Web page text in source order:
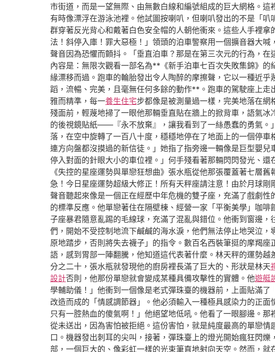
市街道，而是一望無際、由無數白線和編號組成的巨大網格。
有時像漂浮在游泳池裡。他試圖按喇叭，但喇叭發出的不是「
群穿著反光背心和戴著白色安全帽的人朝他衝來。這些人手裡
法！斜停入庫！罪大惡極！」領頭的泊車警察用一個擴音器大
聲音因為恐懼而顫抖。「垂直泊車？那是在第三次元的行為，
內容是：無限次觀看一部名為**《新手泊車七百次失敗集錦》
緣漂移而過。跑車的輪胎發出令人陶醉的摩擦聲，它以一種近
蹈，流暢、完美，且毫無任何多餘的動作**。跑車的駕駛座上
雅而精準，每一養生住宅步都像是被測量過一樣，完美地落在
殘面前，輕蔑地掃了一眼他那輛垂直貼在牆上的掀背車，語氣冰
的後視鏡貼紙——『永不放棄』，讓我看到了一絲愚蠢的勇氣。
落，在空中旋轉了一百八十度，穩穩地停在了地面上的一個停
連方向盤都沒摸過的新信徒。」她指了指旁邊一輛像是巨型嬰
停入對面的針眼大小的車位裡。」何手殘看著那輛閃閃發光、
《失控的星座運勢與單戀狂想曲》張水瓶從他那張覆蓋著七層
急！今日星座運勢超級大修正！所有天秤座請注意！由於月球
聲音聽起來像是一個正在經歷中年危機的雙子座，充滿了戲劇
的標準反應。他單戀著住在隔壁棟、經營一家「平衡美學」咖
子座暴君隨意亂踢的毛線球，充滿了混亂與錯位。他衝到窗邊
們，開始不受控制地流下鹹鹹的海水淚，他們無法停止地哭泣
原地踏步，否則將失去襪子」的指令。數百名西裝筆挺的摩羯
語，感到胃部一陣翻騰，他知道這代表著什麼。林天秤的運勢
分之二十，張水瓶就發現他的廚房裡長滿了巨大的、形狀是林天
設計否則，他那份單戀就會變成某種具備攻擊性的實體。他遊艇
學輔助儀！」他衝到一個像是老式彈珠臺的機器前，上面貼滿
改造而成的「情感調節器」。他必須輸入一種極具感染力的正
只有一腔熱血的傻氣啊！」他絕望地低吼。他看了一眼腳邊。
從未送出，因為害怕被拒絕。這份害怕，就是純度最高的單戀
口。機器發出刺耳的尖叫，接著，彈珠臺上的燈光開始瘋狂閃
部，一個巨大的、像彩虹一樣的光束筆直地射向天空。然而，